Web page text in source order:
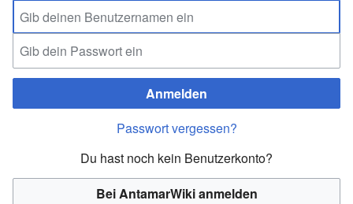
Anmelden
Passwort vergessen?
Du hast noch kein Benutzerkonto?
Bei AntamarWiki anmelden